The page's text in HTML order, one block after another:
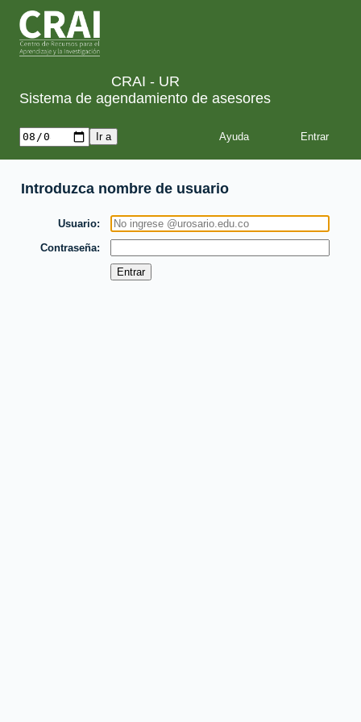
CRAI - UR
Sistema de agendamiento de asesores
Ayuda
Introduzca nombre de usuario
Usuario
Contraseña